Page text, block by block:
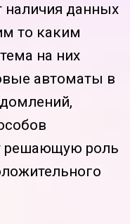
наличия данных
то каким
на них
автоматы в
решающую роль